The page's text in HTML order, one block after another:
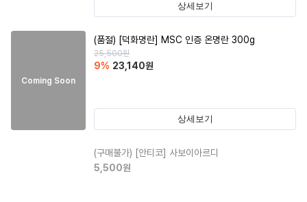
상세보기
Coming Soon
(품절) [덕화명란] MSC 인증 온명란 300g
25,500원
9% 23,140원
상세보기
(구매불가) [안티코] 사보이아르디
5,500원